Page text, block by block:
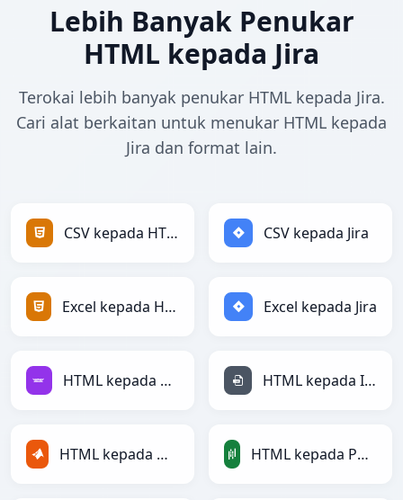
Lebih Banyak Penukar
HTML kepada Jira
Terokai lebih banyak penukar HTML kepada Jira.
Cari alat berkaitan untuk menukar HTML kepada
Jira dan format lain.
CSV kepada HTML CSV kepada Jira
Excel kepada HTML Excel kepada Jira
HTML kepada Avro HTML kepada INI
HTML kepada MATLAB HTML kepada PandasDataFrame